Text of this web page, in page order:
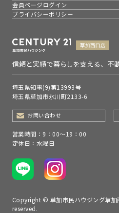
会員ページログイン
プライバシーポリシー
信頼と実績で暮らしを支える、不
埼玉県知事(9)第13993号
埼玉県草加市氷川町2133-6
お問い合わせ
営業時間：9：00～19：00
定休日：水曜日
Copyright © 草加市民ハウジング草
reserved.